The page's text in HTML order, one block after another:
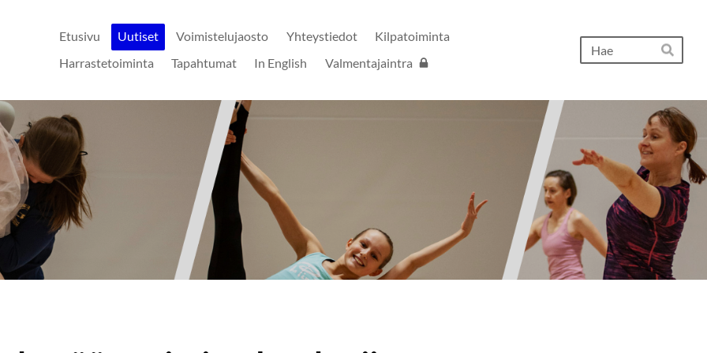
Etusivu Uutiset Voimistelujaosto Yhteystiedot
Kilpatoiminta
Harrastetoiminta
Tapahtumat In English Valmentajaintra Hae